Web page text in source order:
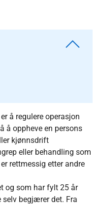
å regulere operasjon
å oppheve en persons
kjønnsdrift
eller behandling som
rettmessig etter andre
og som har fylt 25 år
selv begjærer det. Fra